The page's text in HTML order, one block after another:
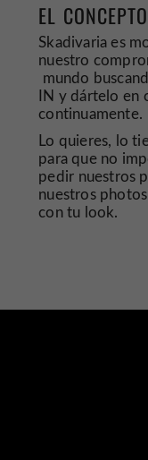
EL CONCEPTO
Skadivaria es
nuestro
mundo
IN y dártelo en
continuamente.
Lo quieres, lo
para que no
pedir nuestros
nuestros
con tu look.